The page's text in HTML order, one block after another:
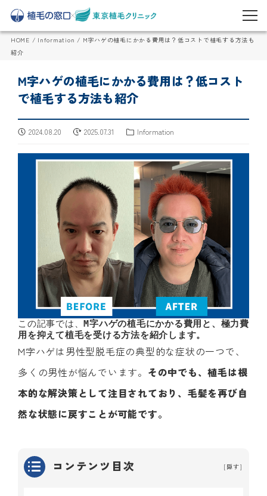
HOME / Information / M字ハゲの植毛にかかる費用は？低コストで植毛する方法も
紹介
M字ハゲの植毛にかかる費用は？低コスト
で植毛する方法も紹介
2024.08.20 2025.07.31 Information
この記事では、M字ハゲの植毛にかかる費用と、極力費
用を抑えて植毛を受ける方法を紹介します。
M字ハゲは男性型脱毛症の典型的な症状の一つで、
多くの男性が悩んでいます。 その中でも、植毛は根
本的な解決策として注目されており、毛髪を再び自
然な状態に戻すことが可能です。
コンテンツ目次 [ 隠す]